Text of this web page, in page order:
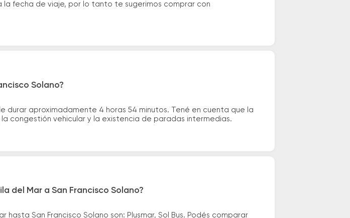
fecha de viaje, por lo tanto te sugerimos comprar con
Solano?
durar aproximadamente 4 horas 54 minutos. Tené en cuenta que la
congestión vehicular y la existencia de paradas intermedias.
del Mar a San Francisco Solano?
San Francisco Solano son: Plusmar, Sol Bus. Podés comparar